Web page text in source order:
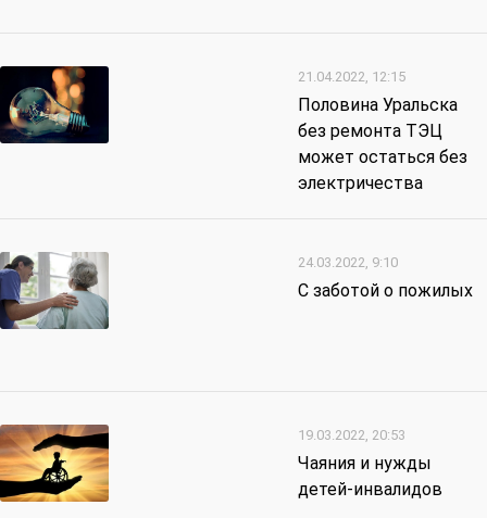
21.04.2022, 12:15
Половина Уральска
без ремонта ТЭЦ
может остаться без
электричества
24.03.2022, 9:10
С заботой о пожилых
19.03.2022, 20:53
Чаяния и нужды
детей-инвалидов